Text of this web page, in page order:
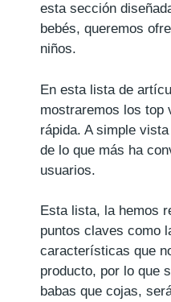
esta sección
bebés, queremos
niños.
En esta lista de
mostraremos los top
rápida. A simple
de lo que más ha
usuarios.
Esta lista, la hemos
puntos claves como
características que
producto, por lo que
babas que cojas,